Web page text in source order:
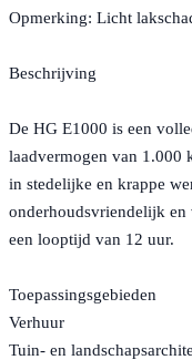
Opmerking: Licht
Beschrijving
De HG E1000 is een
laadvermogen van 1.000
in stedelijke en krappe
onderhoudsvriendelijk
een looptijd van 12 uur.
Toepassingsgebieden
Verhuur
Tuin- en